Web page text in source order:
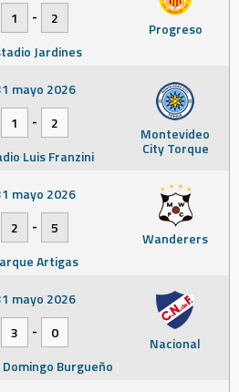
Progreso
1
-
2
Jardines
Montevideo
City Torque
mayo 2026
1
-
2
Luis Franzini
Wanderers
mayo 2026
2
-
5
Artigas
Nacional
mayo 2026
3
-
0
Burgueño